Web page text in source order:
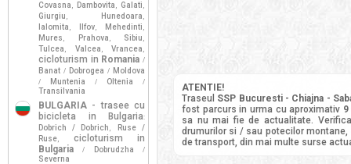
ATENTIE!
Traseul SSP Bucuresti - Chiajna -
fost parcurs in urma cu aproximativ 9
sa nu mai fie de actualitate.
drumurilor si / sau potecilor
de transport, din mai multe surse
Covasna , Dambovita , Galati ,
Giurgiu , Hunedoara ,
Ialomita , Ilfov, Mehedinti ,
Mures , Prahova , Sibiu ,
Tulcea , Valcea , Vrancea ,
cicloturism in Romania /
Banat / Dobrogea / Moldova
/ Muntenia / Oltenia /
Transilvania
BULGARIA - trasee cu
bicicleta in Bulgaria:
Dobrich / Dobrich ,
Ruse /
Ruse,
cicloturism in
Bulgaria
/ Dobrudzha /
Severna